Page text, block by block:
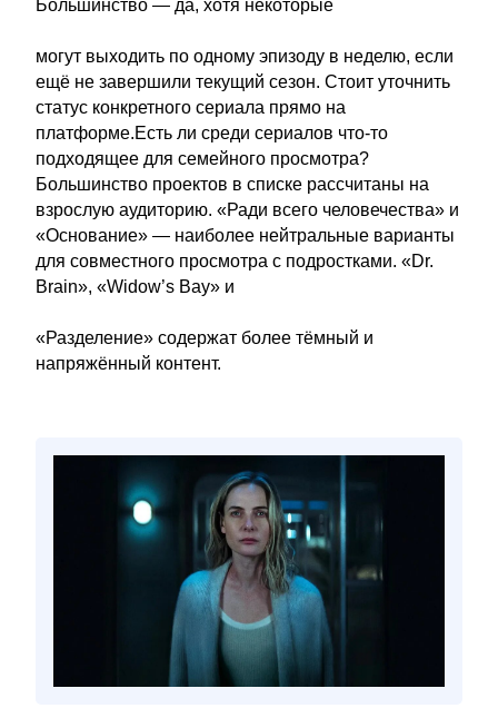
Большинство — да, хотя некоторые
могут выходить по одному эпизоду в неделю, если
ещё не завершили текущий сезон. Стоит уточнить
статус конкретного сериала прямо на
платформе.Есть ли среди сериалов что-то
подходящее для семейного просмотра?
Большинство проектов в списке рассчитаны на
взрослую аудиторию. «Ради всего человечества» и
«Основание» — наиболее нейтральные варианты
для совместного просмотра с подростками. «Dr.
Brain», «Widow’s Bay» и
«Разделение» содержат более тёмный и
напряжённый контент.